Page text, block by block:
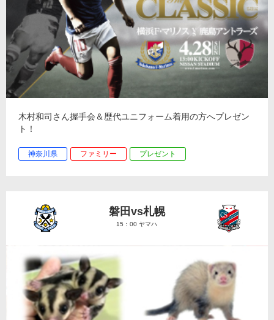
木村和司さん握手会＆歴代ユニフォーム着用の方へプレゼン
ト！
神奈川県 ファミリー プレゼント
磐田vs札幌
15：00 ヤマハ